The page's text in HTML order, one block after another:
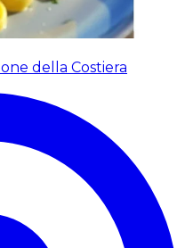
della Costiera